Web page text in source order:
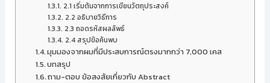
2.1 เริ่มต้นจากการเขียนวัตถุประสงค์
2.2 อธิบายวิธีการ
2.3 ถอดรหัสผลลัพธ์
2.4 สรุปข้อค้นพบ
มุมมองจากผมที่มีประสบการณ์ตรงมากกว่า 7,000 เคส
บทสรุป
ถาม-ตอบ ข้อสงสัยเกี่ยวกับ Abstract